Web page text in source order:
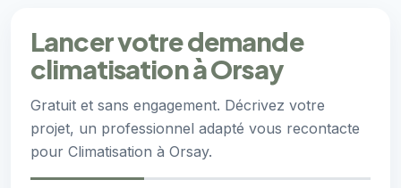
Lancer votre demande
climatisation à Orsay
Gratuit et sans engagement. Décrivez votre
projet, un professionnel adapté vous recontacte
pour Climatisation à Orsay.